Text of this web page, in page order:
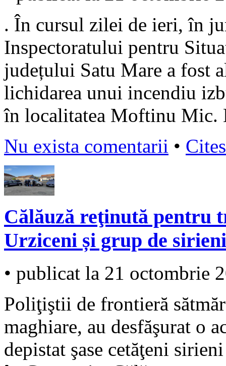
. În cursul zilei de ieri, în
Inspectoratului pentru
județului Satu Mare a fost
lichidarea unui incendiu
în localitatea Moftinu Mic.
Nu exista comentarii •
Călăuză reţinută pentru
Urziceni și grup de
• publicat la 21 octombrie
Poliţiştii de frontieră
maghiare, au desfăşurat o
depistat şase cetăţeni